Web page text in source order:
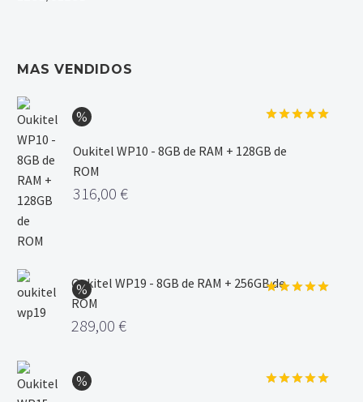
MAS VENDIDOS
Oukitel WP10 - 8GB de RAM + 128GB de
ROM
con
de 5
316,00 €
Oukitel WP19 - 8GB de RAM + 256GB de
ROM
289,00 €